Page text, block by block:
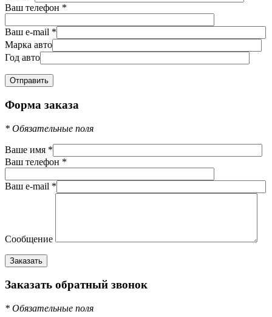
Ваш телефон *
Ваш e-mail *
Марка авто
Год авто
Форма заказа
* Обязательные поля
Ваше имя *
Ваш телефон *
Ваш e-mail *
Сообщение
Заказать обратный звонок
* Обязательные поля